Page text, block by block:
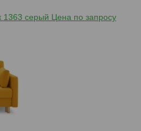
1363 серый Цена по запросу